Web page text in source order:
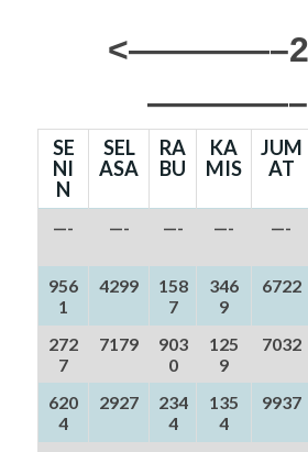
SE
NI
N
SEL
ASA
RA
BU
KA
MIS
JUM
AT
—- —- —- —- —-
956
1
4299
158
7
346
9
6722
272
7
7179
903
0
125
9
7032
620
4
2927
234
4
135
4
9937